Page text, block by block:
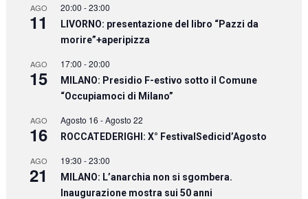
AGO
11
20:00 -23:00
LIVORNO: presentazione del libro “Pazzi da
morire”+aperipizza
AGO
15
17:00 -20:00
MILANO: Presidio F-estivo sotto il Comune
“Occupiamoci di Milano”
AGO
16
Agosto 16 -Agosto 22
ROCCATEDERIGHI: X° FestivalSedicid’Agosto
AGO
21
19:30 -23:00
MILANO: L’anarchia non si sgombera.
Inaugurazione mostra sui 50 anni